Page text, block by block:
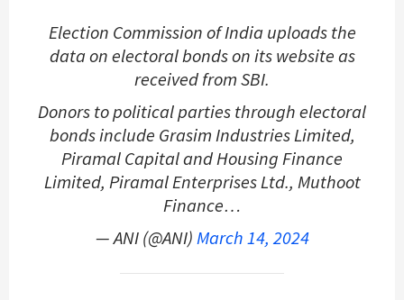
Election Commission of India uploads the
data on electoral bonds on its website as
received from SBI.
Donors to political parties through electoral
bonds include Grasim Industries Limited,
Piramal Capital and Housing Finance
Limited, Piramal Enterprises Ltd., Muthoot
Finance…
— ANI (@ANI)March 14, 2024